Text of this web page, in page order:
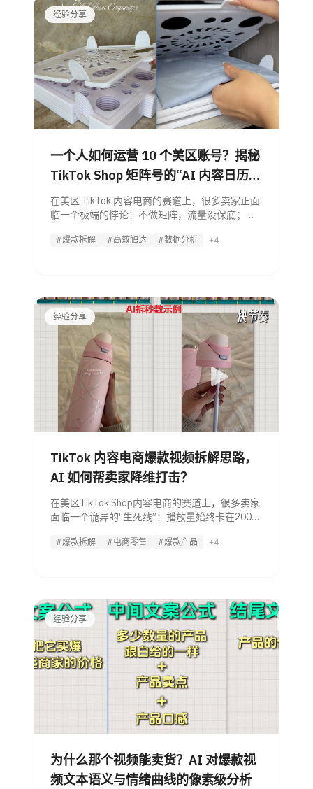
经验分享
一个人如何运营 10 个美区账号？揭秘
TikTok Shop 矩阵号的“AI 内容日历自
动化”真相
在美区 TikTok 内容电商的赛道上，很多卖家正面
临一个极端的悖论：不做矩阵，流量没保底；做
一些“大神”分享：靠一套严密的 SOP，一个人能
#爆款拆解 #高效触达 #数据分析 +4
经验分享
TikTok 内容电商爆款视频拆解思路，
AI 如何帮卖家降维打击？
在美区TikTok Shop内容电商的赛道上，很多卖家
面临一个诡异的“生死线”：播放量始终卡在200-
特，甚至连文案都翻译得信达雅，为什么流量还
#爆款拆解 #电商零售 #爆款产品 +4
经验分享
为什么那个视频能卖货？AI 对爆款视
频文本语义与情绪曲线的像素级分析